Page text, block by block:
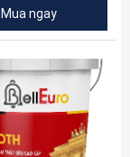
Mua ngay